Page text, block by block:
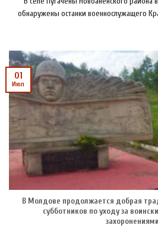
обнаружены останки военнослужащего
В Молдове продолжается добрая
субботников по уходу за
01
Июл